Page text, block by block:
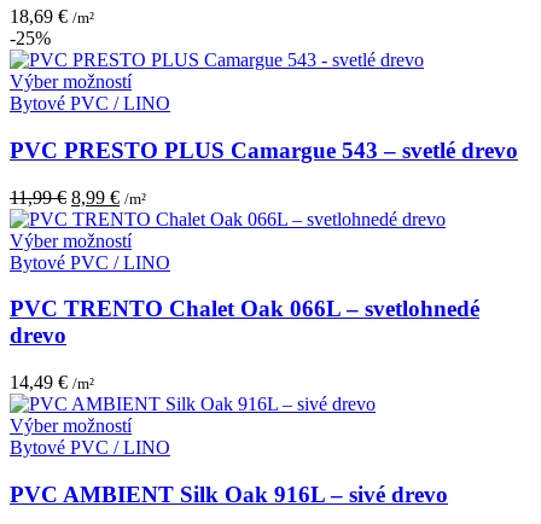
na
stránke
produktu.
18,69 € /m²
-25%
Výber možnostíTento
produkt
viacero
variantov.
Možnosti
si
môžete
vybrať
na
stránke
produktu.
Bytové PVC / LINO
PVC PRESTO PLUS Camargue 543 – svetlé drevo
11,99€ Pôvodná
cena
bola:
11,99 €.
8,99 €Aktuálna
cena
je:
8,99 €.
/m²
Výber možnostíTento
produkt
viacero
vybrať
na
stránke
Bytové PVC / LINO
PVC TRENTO Chalet Oak 066L – svetlohnedé
drevo
14,49 € /m²
Výber možnostíTento
produkt
viacero
variantov.
Bytové PVC / LINO
PVC AMBIENT Silk Oak 916L – sivé drevo